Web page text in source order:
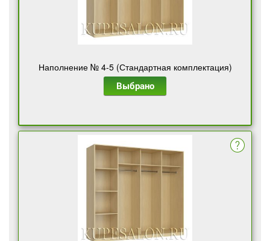
Наполнение № 4-5 (Стандартная комплектация)
Выбрано